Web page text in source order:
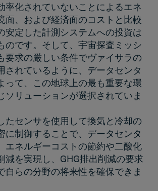
率化されていないことによるエネ
面、および経済面のコストと比較
安定した計測システムへの投資は
のです。そして、宇宙探査ミッシ
要求の厳しい条件でヴァイサラの
されているように、データセンタ
って、この地球上の最も重要な環
ソリューションが選択されていま
たセンサを使用して換気と冷却の
に制御することで、データセンタ
エネルギーコストの節約や二酸化
減を実現し、GHG排出削減の要求
自らの分野の将来性を確保できま